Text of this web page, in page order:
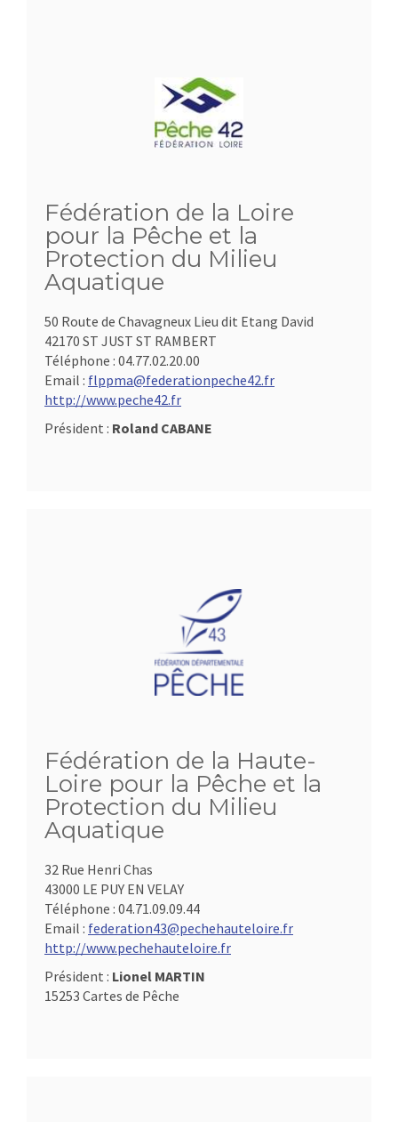
Fédération de la Loire
pour la Pêche et la
Protection du Milieu
Aquatique
50 Route de Chavagneux Lieu dit Etang David
42170 ST JUST ST RAMBERT
Téléphone : 04.77.02.20.00
Email : flppma@federationpeche42.fr
http://www.peche42.fr
Président : Roland CABANE
Fédération de la Haute-
Loire pour la Pêche et la
Protection du Milieu
Aquatique
32 Rue Henri Chas
43000 LE PUY EN VELAY
Téléphone : 04.71.09.09.44
Email : federation43@pechehauteloire.fr
http://www.pechehauteloire.fr
Président : Lionel MARTIN
15253 Cartes de Pêche